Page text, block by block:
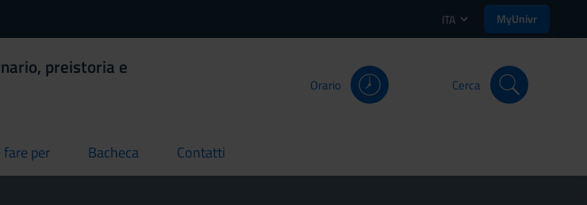
ITA MyUnivr
preistoria e
Orario Cerca
fare per Bacheca
current Contatti
current